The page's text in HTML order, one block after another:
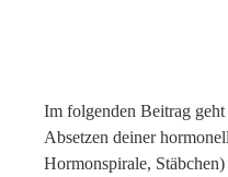
Im folgenden Beitrag
Absetzen deiner
Hormonspirale,